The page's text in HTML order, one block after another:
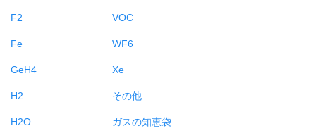
F2
Fe
GeH4
H2
H2O
VOC
WF6
Xe
その他
ガスの知恵袋